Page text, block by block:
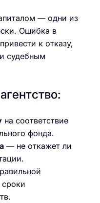
— одни из
Ошибка в
к отказу,
судебным
на соответствие
фонда.
— не откажет ли